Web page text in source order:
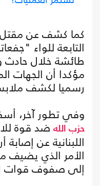
كما كشف عن
التابعة للواء
طائشة خلال حادث
مؤكدا أن الجهات
رسميا لكشف
وفي تطور آخر،
حزب الله ضد قوة
اللبنانية عن إصابة
الأمر الذي يضيف
إلى صفوف قوات